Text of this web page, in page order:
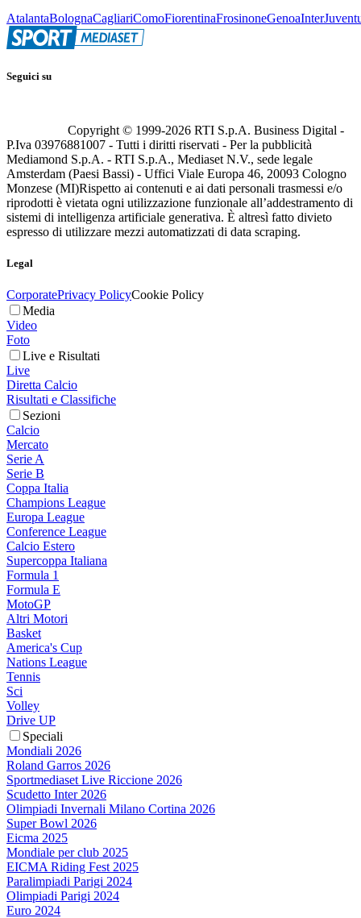
AtalantaBolognaCagliariComoFiorentinaFrosinoneGenoaInter
Seguici su
Copyright © 1999-2026 RTI S.p.A. Business Digital -
P.Iva 03976881007 - Tutti i diritti riservati - Per la pubblicità
Mediamond S.p.A. - RTI S.p.A., Mediaset N.V., sede legale
Amsterdam (Paesi Bassi) - Uffici Viale Europa 46, 20093 Cologno
Monzese (MI)Rispetto ai contenuti e ai dati personali trasmessi e/o
riprodotti è vietata ogni utilizzazione funzionale all’addestramento di
sistemi di intelligenza artificiale generativa. È altresì fatto divieto
espresso di utilizzare mezzi automatizzati di data scraping.
Legal
CorporatePrivacy PolicyCookie Policy
Media
Video
Foto
Live e Risultati
Live
Diretta Calcio
Risultati e Classifiche
Sezioni
Calcio
Mercato
Serie A
Serie B
Coppa Italia
Champions League
Europa League
Conference League
Calcio Estero
Supercoppa Italiana
Formula 1
Formula E
MotoGP
Altri Motori
Basket
America's Cup
Nations League
Tennis
Sci
Volley
Drive UP
Speciali
Mondiali 2026
Roland Garros 2026
Sportmediaset Live Riccione 2026
Scudetto Inter 2026
Olimpiadi Invernali Milano Cortina 2026
Super Bowl 2026
Eicma 2025
Mondiale per club 2025
EICMA Riding Fest 2025
Paralimpiadi Parigi 2024
Olimpiadi Parigi 2024
Euro 2024